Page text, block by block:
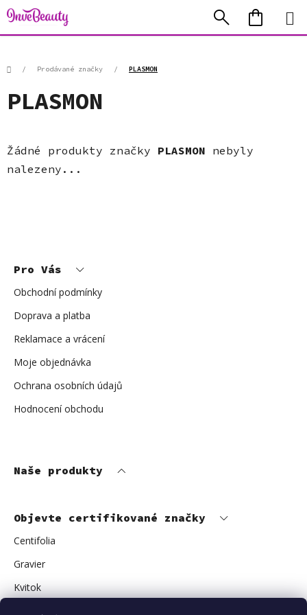
Přejít
na
obsah
Hledat
KOŠÍK
Domů/ Prodávané značky / PLASMON
PLASMON
Žádné produkty značky PLASMON nebyly
nalezeny...
Pro Vás
Obchodní podmínky
Doprava a platba
Reklamace a vrácení
Moje objednávka
Ochrana osobních údajů
Hodnocení obchodu
Naše produkty
Objevte certifikované značky
Centifolia
Gravier
Kvitok